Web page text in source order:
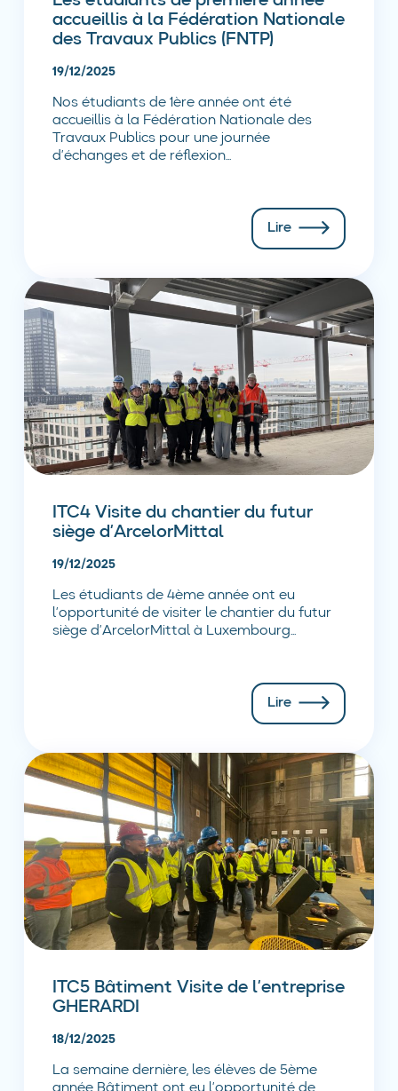
accueillis à la Fédération Nationale
des Travaux Publics (FNTP)
19/12/2025
Nos étudiants de 1ère année ont été
accueillis à la Fédération Nationale des
Travaux Publics pour une journée
d’échanges et de réflexion...
Lire
ITC4 Visite du chantier du futur
siège d’ArcelorMittal
19/12/2025
Les étudiants de 4ème année ont eu
l’opportunité de visiter le chantier du futur
siège d’ArcelorMittal à Luxembourg...
Lire
ITC5 Bâtiment Visite de l’entreprise
GHERARDI
18/12/2025
La semaine dernière, les élèves de 5ème
année Bâtiment ont eu l’opportunité de